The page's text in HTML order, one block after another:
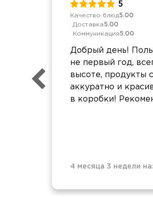
5
Качество блюд5.00
Доставка5.00
Коммуникация5.00
Добрый день!
не первый год,
высоте, продукты
аккуратно и
в коробки!
4 месяца 3 недели